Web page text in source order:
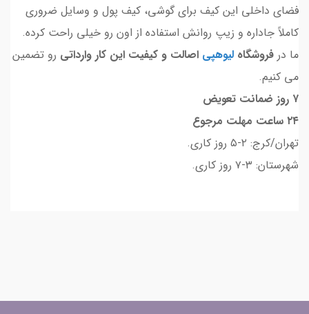
فضای داخلی این کیف برای گوشی، کیف پول و وسایل ضروری
کاملاً جاداره و زیپ روانش استفاده از اون رو خیلی راحت کرده.
ما در فروشگاه لیوهپی اصالت و کیفیت این کار وارداتی رو تضمین
می کنیم.
۷ روز ضمانت تعویض
۲۴ ساعت مهلت مرجوع
تهران/کرج: ۲-۵ روز کاری.
شهرستان: ۳-۷ روز کاری.